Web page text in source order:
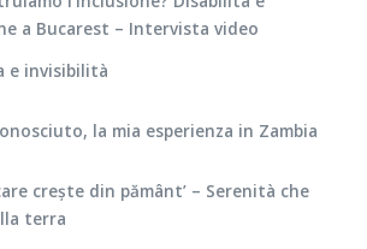
a Bucarest – Intervista video
e invisibilità
la mia esperienza in Zambia
crește din pământ’ – Serenità che
terra